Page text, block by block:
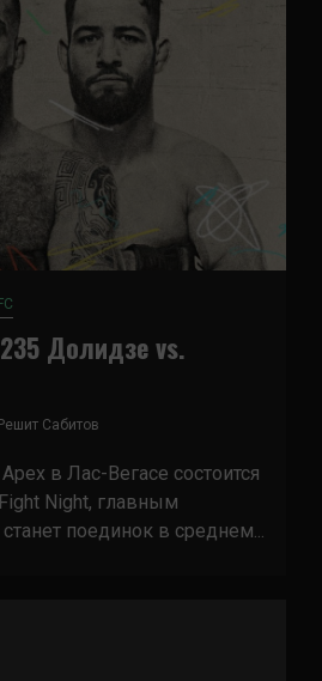
Долидзе vs.
Решит Сабитов
в Лас-Вегасе состоится
Night, главным
поединок в среднем...